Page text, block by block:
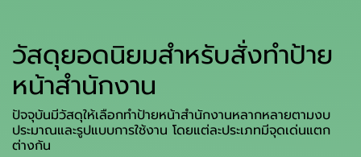
วัสดุยอดนิยมสำหรับสั่งทำป้าย
หน้าสำนักงาน
ปัจจุบันมีวัสดุให้เลือกทำป้ายหน้าสำนักงานหลากหลายตามงบ
ประมาณและรูปแบบการใช้งาน โดยแต่ละประเภทมีจุดเด่นแตก
ต่างกัน